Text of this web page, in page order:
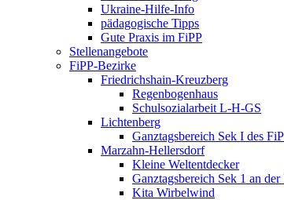
Ukraine-Hilfe-Info
pädagogische Tipps
Gute Praxis im FiPP
Stellenangebote
FiPP-Bezirke
Friedrichshain-Kreuzberg
Regenbogenhaus
Schulsozialarbeit L-H-GS
Lichtenberg
Ganztagsbereich Sek I des
Marzahn-Hellersdorf
Kleine Weltentdecker
Ganztagsbereich Sek 1 an
Kita Wirbelwind